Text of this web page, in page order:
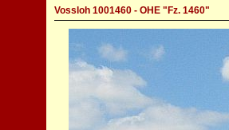
Vossloh 1001460 - OHE "Fz. 1460"